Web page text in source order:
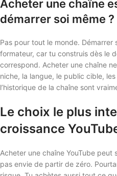
Acheter une chaîne
démarrer soi même ?
Pas pour tout le monde. Démarrer
formateur, car tu construis dès le
correspond. Acheter une chaîne
niche, la langue, le public cible,
l’historique de la chaîne sont
Le choix le plus
croissance
Acheter une chaîne YouTube peut
pas envie de partir de zéro.